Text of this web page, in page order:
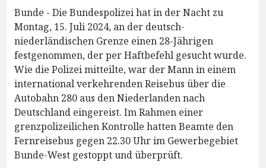
Bunde - Die Bundespolizei hat in der Nacht zu
Montag, 15. Juli 2024, an der deutsch-
niederländischen Grenze einen 28-Jährigen
festgenommen, der per Haftbefehl gesucht wurde.
Wie die Polizei mitteilte, war der Mann in einem
international verkehrenden Reisebus über die
Autobahn 280 aus den Niederlanden nach
Deutschland eingereist. Im Rahmen einer
grenzpolizeilichen Kontrolle hatten Beamte den
Fernreisebus gegen 22.30 Uhr im Gewerbegebiet
Bunde-West gestoppt und überprüft.